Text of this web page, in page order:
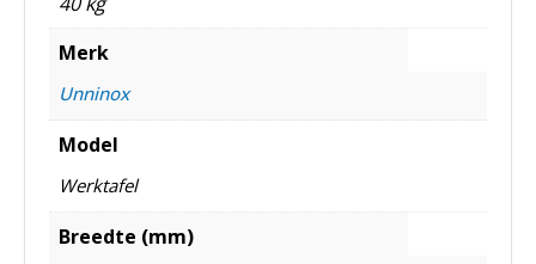
Merk
Unninox
Model
Werktafel
Breedte (mm)